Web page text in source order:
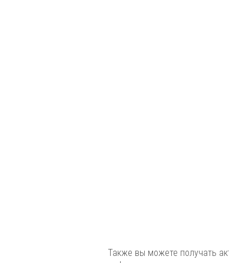
Также вы можете получать